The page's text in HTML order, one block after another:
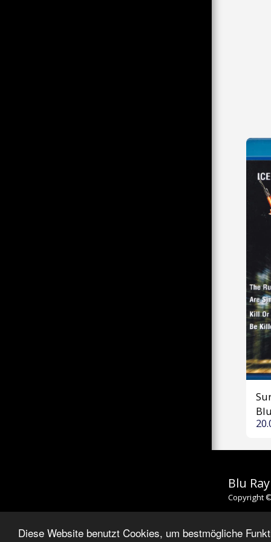
Diese Website benutzt Cookies, um bestmögliche
Blu
Copyright